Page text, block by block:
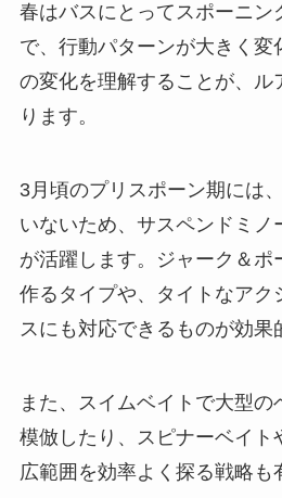
春はバスにとってスポーニン
で、行動パターンが大きく変
の変化を理解することが、ル
ります。
3月頃のプリスポーン期には
いないため、サスペンドミノ
が活躍します。ジャーク＆ポ
作るタイプや、タイトなアク
スにも対応できるものが効果
また、スイムベイトで大型の
模倣したり、スピナーベイト
広範囲を効率よく探る戦略も